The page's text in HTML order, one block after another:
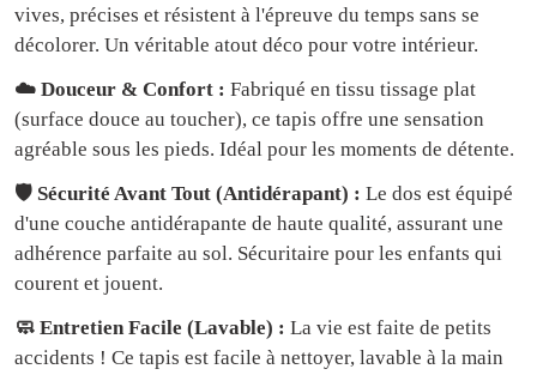
vives, précises et résistent à l'épreuve du temps sans se
décolorer. Un véritable atout déco pour votre intérieur.
☁️ Douceur & Confort : Fabriqué en tissu tissage plat
(surface douce au toucher), ce tapis offre une sensation
agréable sous les pieds. Idéal pour les moments de détente.
🛡️ Sécurité Avant Tout (Antidérapant) : Le dos est équipé
d'une couche antidérapante de haute qualité, assurant une
adhérence parfaite au sol. Sécuritaire pour les enfants qui
courent et jouent.
🧼 Entretien Facile (Lavable) : La vie est faite de petits
accidents ! Ce tapis est facile à nettoyer, lavable à la main